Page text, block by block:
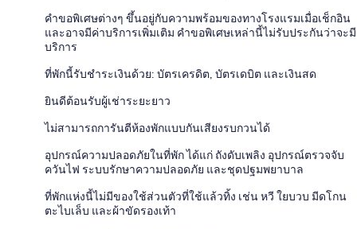
คำขอพิเศษต่างๆ ขึ้นอยู่กับความพร้อมของทางโรงแรมเมื่อเช็กอิน
และอาจมีค่าบริการเพิ่มเติม คำขอพิเศษเหล่านี้ไม่รับประกันว่าจะมี
บริการ
ที่พักนี้รับชำระเงินด้วย: บัตรเครดิต, บัตรเดบิต และเงินสด
ยินดีต้อนรับผู้เช่าระยะยาว
ไม่สามารถการันตีห้องพักแบบกันเสียงรบกวนได้
อุปกรณ์ความปลอดภัยในที่พัก ได้แก่ ถังดับเพลิง อุปกรณ์ตรวจจับ
ควันไฟ ระบบรักษาความปลอดภัย และชุดปฐมพยาบาล
ที่พักแห่งนี้ไม่มีของใช้ส่วนตัวที่ใช้แล้วทิ้ง เช่น หวี ใยบวบ มีดโกน
ตะไบเล็บ และผ้าขัดรองเท้า